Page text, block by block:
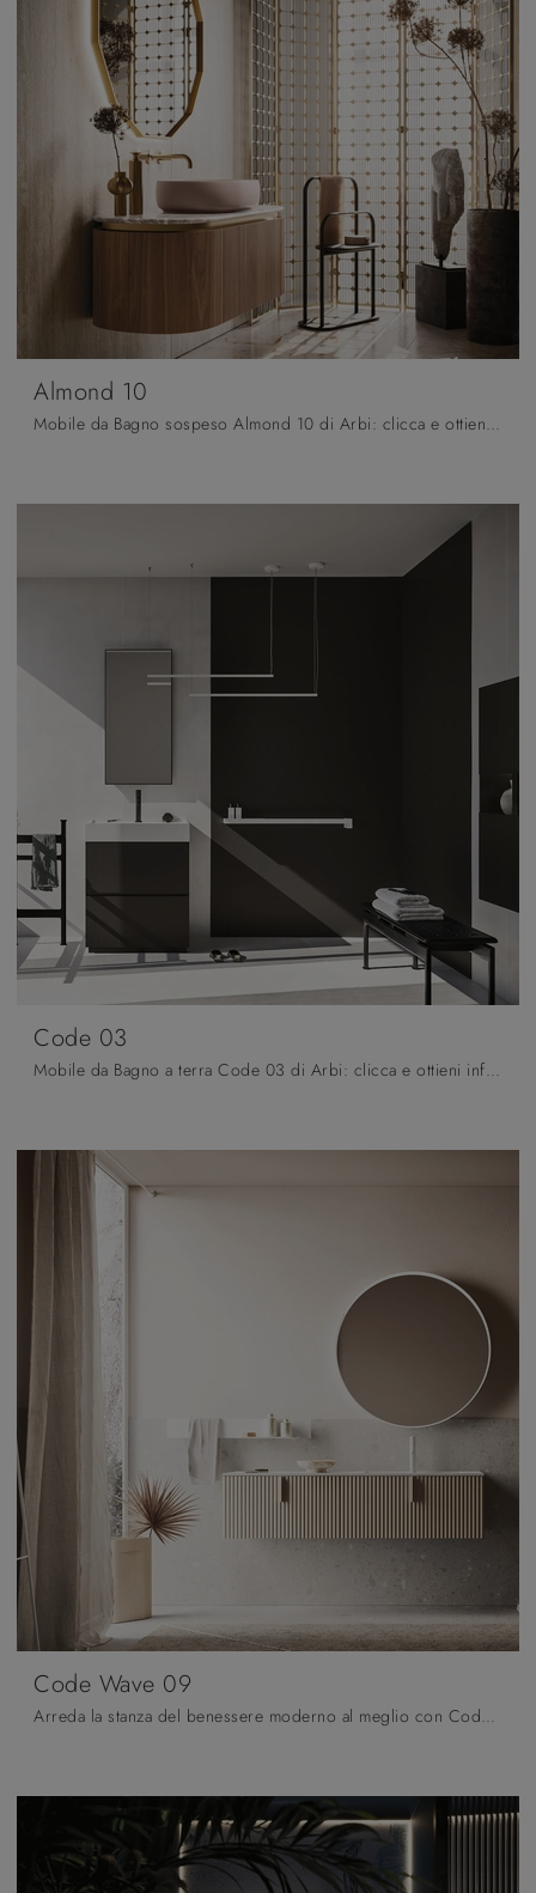
Almond 10
Mobile da Bagno sospeso Almond 10 di Arbi: clicca e ottieni informazioni su mobili bagno sospesi in legno e accessori della firma.
Code 03
Mobile da Bagno a terra Code 03 di Arbi: clicca e ottieni informazioni su mobili bagno a terra in laccato opaco e elementi accessori del marchio.
Code Wave 09
Arreda la stanza del benessere moderno al meglio con Code Wave 09, mobili bagno sospesi e oggetti in legno di Arbi.